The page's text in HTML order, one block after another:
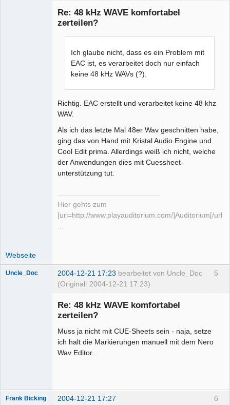
Re: 48 kHz WAVE komfortabel
zerteilen?
Ich glaube nicht, dass es ein Problem mit
EAC ist, es verarbeitet doch nur einfach
keine 48 kHz WAVs (?).
Richtig. EAC erstellt und verarbeitet keine 48 khz
WAV.
Als ich das letzte Mal 48er Wav geschnitten habe,
ging das von Hand mit Kristal Audio Engine und
Cool Edit prima. Allerdings weiß ich nicht, welche
der Anwendungen dies mit Cuessheet-
unterstützung tut.
Hier gehts zum
[url=http://www.playauditorium.com/]Auditorium[/url]
...
Webseite
5
Uncle_Doc 2004-12-21 17:23 bearbeitet von Uncle_Doc
(Original: 2004-12-21 17:23)
Re: 48 kHz WAVE komfortabel
zerteilen?
Muss ja nicht mit CUE-Sheets sein - naja, setze
ich halt die Markierungen manuell mit dem Nero
Wav Editor...
6
Frank Bicking 2004-12-21 17:27